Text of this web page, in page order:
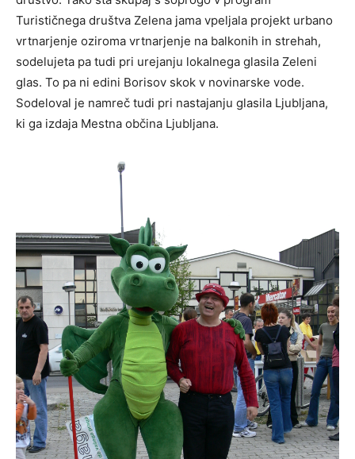
Turističnega društva Zelena jama vpeljala projekt urbano
vrtnarjenje oziroma vrtnarjenje na balkonih in strehah,
sodelujeta pa tudi pri urejanju lokalnega glasila Zeleni
glas. To pa ni edini Borisov skok v novinarske vode.
Sodeloval je namreč tudi pri nastajanju glasila Ljubljana,
ki ga izdaja Mestna občina Ljubljana.